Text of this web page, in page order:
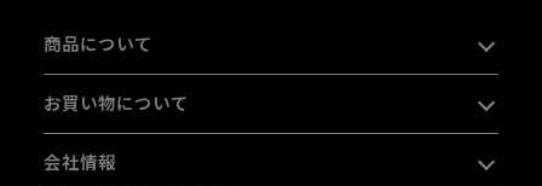
商品について
お買い物について
会社情報